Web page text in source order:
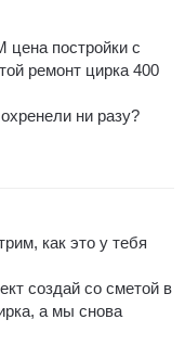
постройки с
ремонт цирка 400
ни разу?
как это у тебя
создай со сметой в
а мы снова